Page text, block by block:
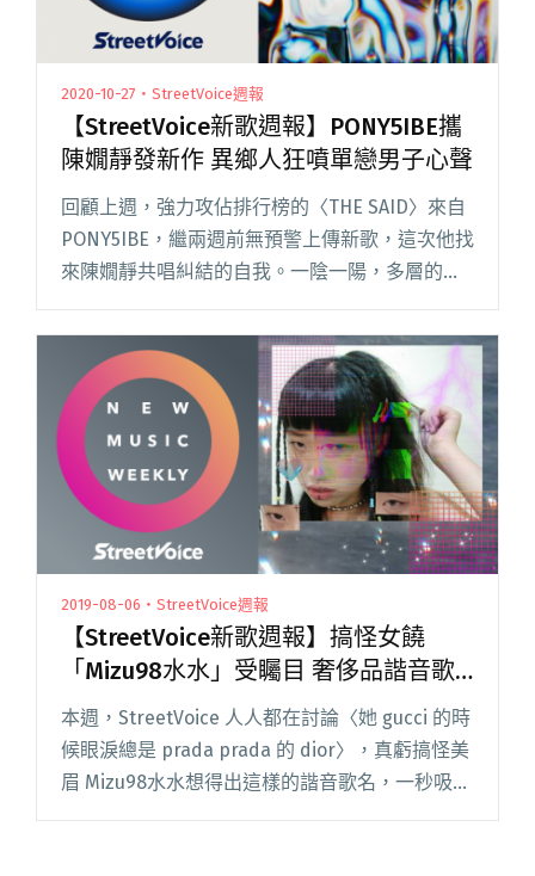
2020-10-27・StreetVoice週報
【StreetVoice新歌週報】PONY5IBE攜
陳嫺靜發新作 異鄉人狂噴單戀男子心聲
回顧上週，強力攻佔排行榜的〈THE SAID〉來自
PONY5IBE，繼兩週前無預警上傳新歌，這次他找
來陳嫺靜共唱糾結的自我。一陰一陽，多層的人
LAB 更表示，之後將釋出集眾人之力打造閱讀全
文 "【StreetVoice新歌週報】PONY5IBE攜陳嫺靜
發新作 異鄉人狂噴單戀男子心聲"
2019-08-06・StreetVoice週報
【StreetVoice新歌週報】搞怪女饒
「Mizu98水水」受矚目 奢侈品諧音歌
名引發話題
本週，StreetVoice 人人都在討論〈她 gucci 的時
候眼淚總是 prada prada 的 dior〉，真虧搞怪美
眉 Mizu98水水想得出這樣的諧音歌名，一秒吸
睛，假面閨蜜和 auto-tune 也算相呼應，良善都